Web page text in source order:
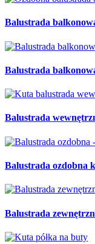
Balustrada
Balustrada
Balustrada
Balustrada ozdobna
Balustrada